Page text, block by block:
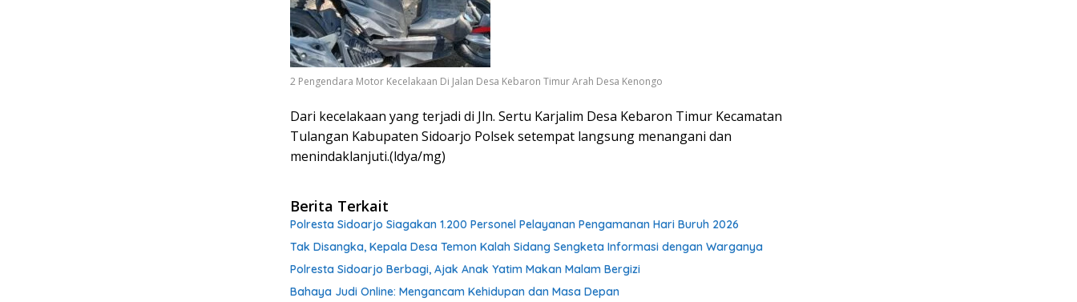
2 Pengendara Motor Kecelakaan Di Jalan Desa Kebaron Timur Arah Desa Kenongo
Dari kecelakaan yang terjadi di Jln. Sertu Karjalim Desa Kebaron Timur Kecamatan
Tulangan Kabupaten Sidoarjo Polsek setempat langsung menangani dan
menindaklanjuti.(ldya/mg)
Berita Terkait
Polresta Sidoarjo Siagakan 1.200 Personel Pelayanan Pengamanan Hari Buruh 2026
Tak Disangka, Kepala Desa Temon Kalah Sidang Sengketa Informasi dengan Warganya
Polresta Sidoarjo Berbagi, Ajak Anak Yatim Makan Malam Bergizi
Bahaya Judi Online: Mengancam Kehidupan dan Masa Depan